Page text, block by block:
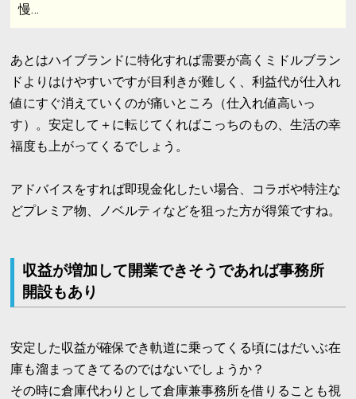
慢…
あとはハイブランドに特化すれば需要が高くミドルブラン
ドよりはけやすいですが目利きが難しく、利益代が仕入れ
値にすぐ消えていくのが痛いところ（仕入れ値高いっ
す）。安定して＋に転じてくればこっちのもの、生活の幸
福度も上がってくるでしょう。
アドバイスをすれば即現金化したい場合、コラボや特注な
どプレミア物、ノベルティなどを狙った方が得策ですね。
収益が増加して開業できそうであれば事務所
開設もあり
安定した収益が確保でき軌道に乗ってくる頃にはだいぶ在
庫も溜まってきてるのではないでしょうか？
その時に倉庫代わりとして倉庫兼事務所を借りることも視